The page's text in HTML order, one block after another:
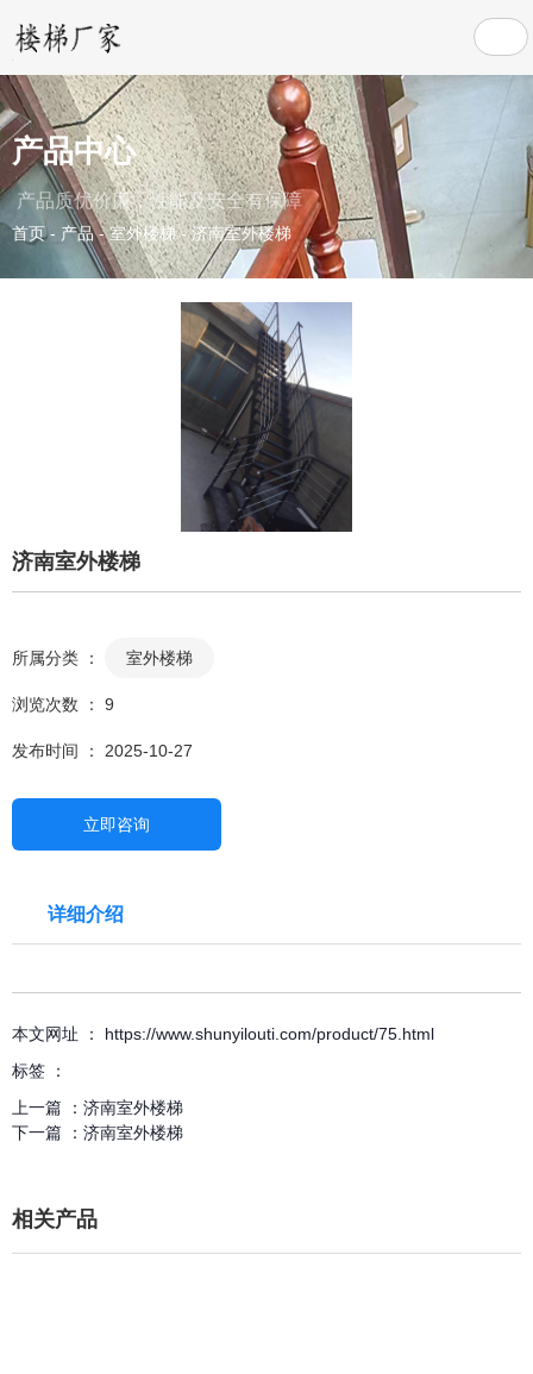
产品中心
产品质优价廉，性能及安全有保障
首页- 产品 -室外楼梯 -济南室外楼梯
济南室外楼梯
所属分类 ： 室外楼梯
浏览次数 ： 9
发布时间 ： 2025-10-27
立即咨询
详细介绍
本文网址 ： https://www.shunyilouti.com/product/75.html
标签 ：
上一篇 ： 济南室外楼梯
下一篇 ： 济南室外楼梯
相关产品